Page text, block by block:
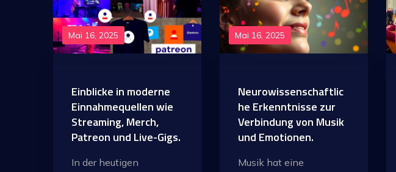
Mai 16, 2025
Einblicke in moderne
Einnahmequellen wie
Streaming, Merch,
Patreon und Live-Gigs.
In der heutigen
Mai 16, 2025
Neurowissenschaftlic
he Erkenntnisse zur
Verbindung von Musik
und Emotionen.
Musik hat eine